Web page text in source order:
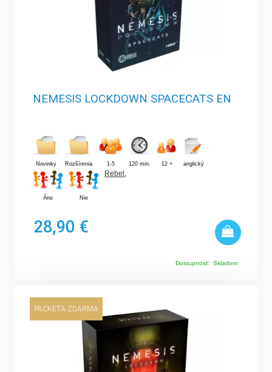
NEMESIS LOCKDOWN SPACECATS EN
Novinky Rozšírenia 1-5 120 min. 12 + anglický
Áno Nie
Rebel
28,90 €
Dostupnosť: Skladom
PACKETA ZDARMA